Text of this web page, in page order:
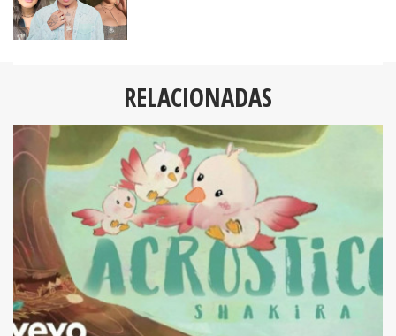
RELACIONADAS